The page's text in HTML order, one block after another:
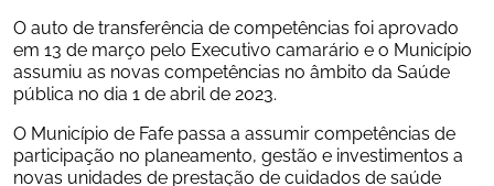
O auto de transferência de competências foi aprovado
em 13 de março pelo Executivo camarário e o Município
assumiu as novas competências no âmbito da Saúde
pública no dia 1 de abril de 2023.
O Município de Fafe passa a assumir competências de
participação no planeamento, gestão e investimentos a
novas unidades de prestação de cuidados de saúde